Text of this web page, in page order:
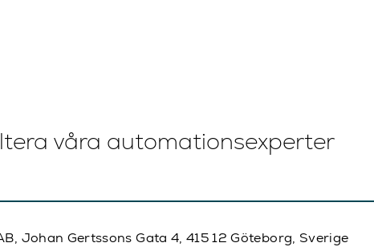
våra automationsexperter
Johan Gertssons Gata 4, 415 12 Göteborg, Sverige